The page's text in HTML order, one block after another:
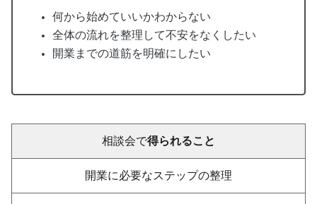
何から始めていいかわからない
全体の流れを整理して不安をなくしたい
開業までの道筋を明確にしたい
相談会で得られること
開業に必要なステップの整理